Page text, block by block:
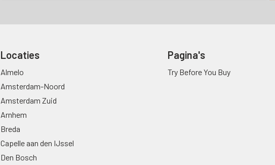
Locaties
Almelo
Amsterdam-Noord
Amsterdam Zuid
Arnhem
Breda
Capelle aan den IJssel
Den Bosch
Pagina's
Try Before You Buy